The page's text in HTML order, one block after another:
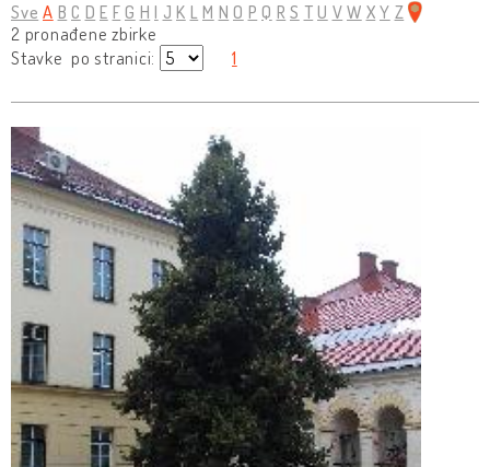
Sve A B C D E F G H I J K L M N O P Q R S T U V W X Y Z
2 pronađene zbirke
Stavke po stranici:
1